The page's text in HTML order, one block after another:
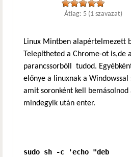
Átlag: 5 (1 szavazat)
Linux Mintben alapértelmezett
Telepítheted a Chrome-ot is,de
parancssorbóll tudod.
előnye a linuxnak a
amit soronként kell
mindegyik után enter.
sudo sh -c 'echo "deb